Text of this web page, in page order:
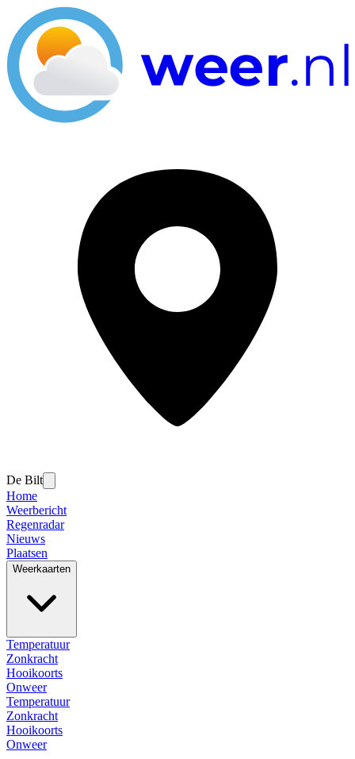
De Bilt
Home
Weerbericht
Regenradar
Nieuws
Plaatsen
Weerkaarten
Temperatuur
Zonkracht
Hooikoorts
Onweer
Temperatuur
Zonkracht
Hooikoorts
Onweer